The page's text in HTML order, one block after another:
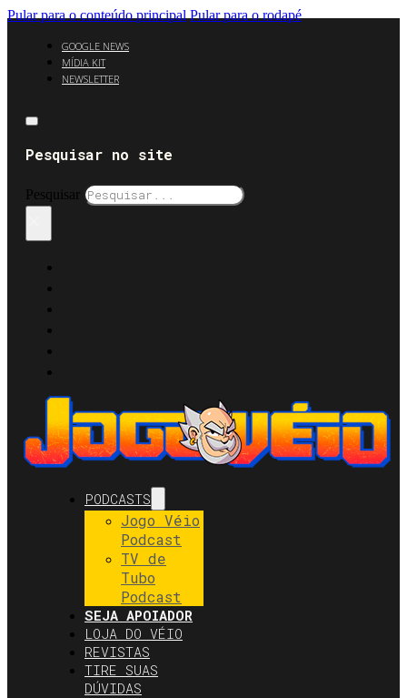
Pular para o conteúdo principal Pular para o rodapé
GOOGLE NEWS
MÍDIA KIT
NEWSLETTER
Pesquisar no site
Pesquisar
PODCASTS
Jogo Véio
Podcast
TV de
Tubo
Podcast
SEJA APOIADOR
LOJA DO VÉIO
REVISTAS
TIRE SUAS
DÚVIDAS